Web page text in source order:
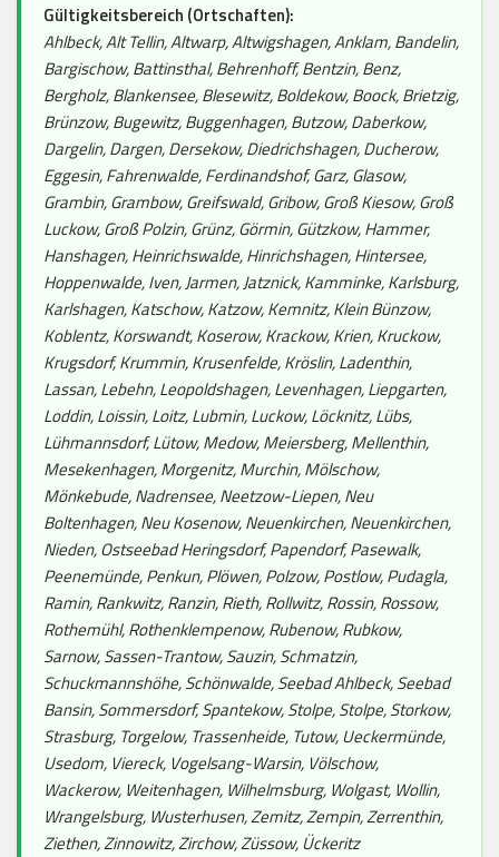
Gültigkeitsbereich (Ortschaften):
Ahlbeck, Alt Tellin, Altwarp, Altwigshagen, Anklam, Bandelin,
Bargischow, Battinsthal, Behrenhoff, Bentzin, Benz,
Bergholz, Blankensee, Blesewitz, Boldekow, Boock, Brietzig,
Brünzow, Bugewitz, Buggenhagen, Butzow, Daberkow,
Dargelin, Dargen, Dersekow, Diedrichshagen, Ducherow,
Eggesin, Fahrenwalde, Ferdinandshof, Garz, Glasow,
Grambin, Grambow, Greifswald, Gribow, Groß Kiesow, Groß
Luckow, Groß Polzin, Grünz, Görmin, Gützkow, Hammer,
Hanshagen, Heinrichswalde, Hinrichshagen, Hintersee,
Hoppenwalde, Iven, Jarmen, Jatznick, Kamminke, Karlsburg,
Karlshagen, Katschow, Katzow, Kemnitz, Klein Bünzow,
Koblentz, Korswandt, Koserow, Krackow, Krien, Kruckow,
Krugsdorf, Krummin, Krusenfelde, Kröslin, Ladenthin,
Lassan, Lebehn, Leopoldshagen, Levenhagen, Liepgarten,
Loddin, Loissin, Loitz, Lubmin, Luckow, Löcknitz, Lübs,
Lühmannsdorf, Lütow, Medow, Meiersberg, Mellenthin,
Mesekenhagen, Morgenitz, Murchin, Mölschow,
Mönkebude, Nadrensee, Neetzow-Liepen, Neu
Boltenhagen, Neu Kosenow, Neuenkirchen, Neuenkirchen,
Nieden, Ostseebad Heringsdorf, Papendorf, Pasewalk,
Peenemünde, Penkun, Plöwen, Polzow, Postlow, Pudagla,
Ramin, Rankwitz, Ranzin, Rieth, Rollwitz, Rossin, Rossow,
Rothemühl, Rothenklempenow, Rubenow, Rubkow,
Sarnow, Sassen-Trantow, Sauzin, Schmatzin,
Schuckmannshöhe, Schönwalde, Seebad Ahlbeck, Seebad
Bansin, Sommersdorf, Spantekow, Stolpe, Stolpe, Storkow,
Strasburg, Torgelow, Trassenheide, Tutow, Ueckermünde,
Usedom, Viereck, Vogelsang-Warsin, Völschow,
Wackerow, Weitenhagen, Wilhelmsburg, Wolgast, Wollin,
Wrangelsburg, Wusterhusen, Zemitz, Zempin, Zerrenthin,
Ziethen, Zinnowitz, Zirchow, Züssow, Ückeritz